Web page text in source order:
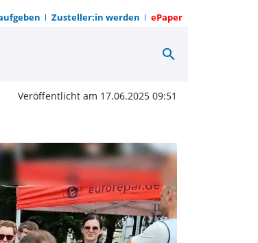
Zusteller:in werden ePaper
Stadtplatz |
search
Veröffentlicht am 17.06.2025 09:51